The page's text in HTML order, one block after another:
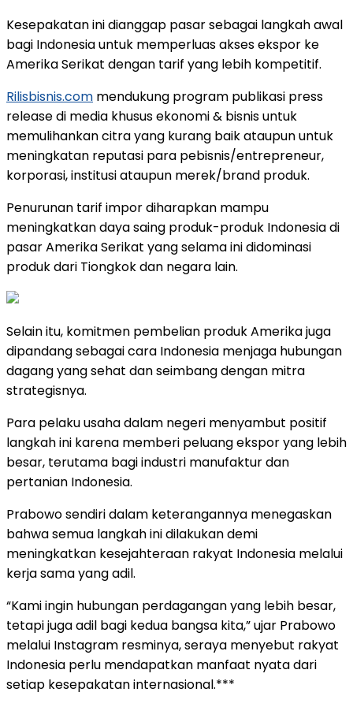
Kesepakatan ini dianggap pasar sebagai langkah awal
bagi Indonesia untuk memperluas akses ekspor ke
Amerika Serikat dengan tarif yang lebih kompetitif.
Rilisbisnis.com mendukung program publikasi press
release di media khusus ekonomi & bisnis untuk
memulihankan citra yang kurang baik ataupun untuk
meningkatan reputasi para pebisnis/entrepreneur,
korporasi, institusi ataupun merek/brand produk.
Penurunan tarif impor diharapkan mampu
meningkatkan daya saing produk-produk Indonesia di
pasar Amerika Serikat yang selama ini didominasi
produk dari Tiongkok dan negara lain.
Selain itu, komitmen pembelian produk Amerika juga
dipandang sebagai cara Indonesia menjaga hubungan
dagang yang sehat dan seimbang dengan mitra
strategisnya.
Para pelaku usaha dalam negeri menyambut positif
langkah ini karena memberi peluang ekspor yang lebih
besar, terutama bagi industri manufaktur dan
pertanian Indonesia.
Prabowo sendiri dalam keterangannya menegaskan
bahwa semua langkah ini dilakukan demi
meningkatkan kesejahteraan rakyat Indonesia melalui
kerja sama yang adil.
“Kami ingin hubungan perdagangan yang lebih besar,
tetapi juga adil bagi kedua bangsa kita,” ujar Prabowo
melalui Instagram resminya, seraya menyebut rakyat
Indonesia perlu mendapatkan manfaat nyata dari
setiap kesepakatan internasional.***